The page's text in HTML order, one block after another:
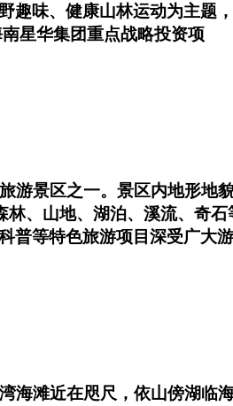
味、健康山林运动为主题
星华集团重点战略投资项
景区之一。景区内地形地
、山地、湖泊、溪流、奇
普等特色旅游项目深受广大游
海滩近在咫尺，依山傍湖临